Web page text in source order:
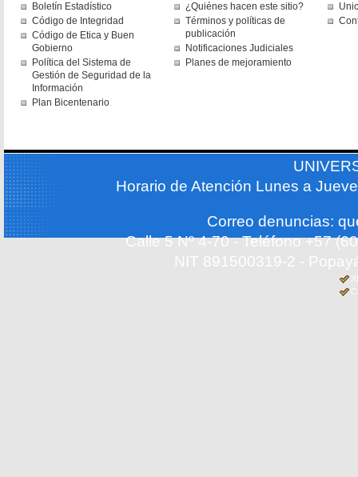
Boletín Estadístico
Código de Integridad
Código de Etica y Buen
Gobierno
Política del Sistema de
Gestión de Seguridad de la
Información
Plan Bicentenario
¿Quiénes hacen este sitio?
Términos y políticas de
publicación
Notificaciones Judiciales
Planes de mejoramiento
Horario de Atención Lunes a
Correo denuncias:
Calle 5 Nº 4-70 - Teléfono +57
NIT 891500319-2 -